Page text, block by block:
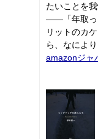
たいことを
――「年取っ
リットのカ
ら、なにより
amazonジャ